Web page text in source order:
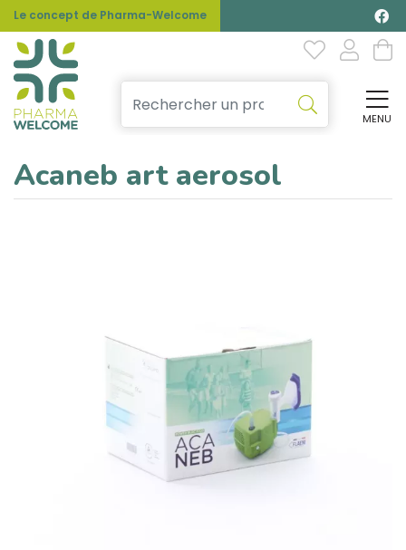
Le concept de Pharma-Welcome
MENU
Acaneb art aerosol